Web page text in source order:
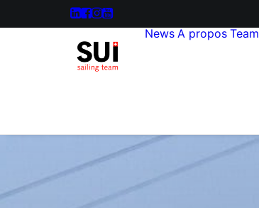
News A propos Team